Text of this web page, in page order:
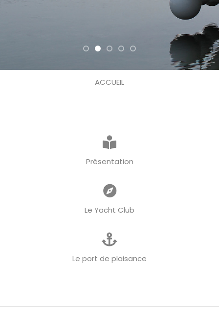
ACCUEIL
Présentation
Le Yacht Club
Le port de plaisance